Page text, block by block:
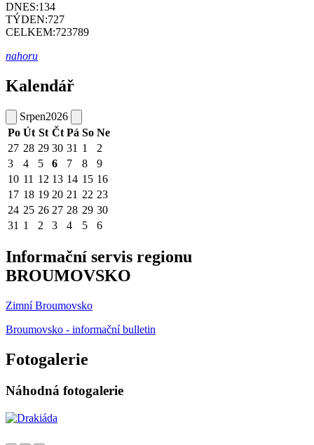
DNES:134
TÝDEN:727
CELKEM:723789
nahoru
Kalendář
Srpen2026
Po Út St Čt Pá So Ne
27 28 29 30 31 1
2
3
4 5 6 7 8
9
10 11 12 13 14 15 16
17 18 19 20 21 22 23
24 25 26 27 28 29 30
31 1 2 3 4 5 6
Informační servis regionu
BROUMOVSKO
Zimní Broumovsko
Broumovsko - informační bulletin
Fotogalerie
Náhodná fotogalerie